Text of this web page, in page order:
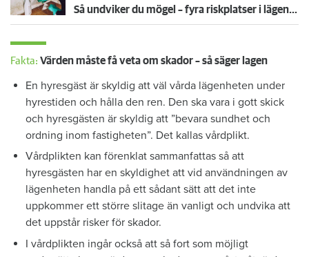
Så undviker du mögel – fyra riskplatser i lägenheten: ”Måste städa bort”
Fakta: Värden måste få veta om skador – så säger lagen
En hyresgäst är skyldig att väl vårda lägenheten under
hyrestiden och hålla den ren. Den ska vara i gott skick
och hyresgästen är skyldig att ”bevara sundhet och
ordning inom fastigheten”. Det kallas vårdplikt.
Vårdplikten kan förenklat sammanfattas så att
hyresgästen har en skyldighet att vid användningen av
lägenheten handla på ett sådant sätt att det inte
uppkommer ett större slitage än vanligt och undvika att
det uppstår risker för skador.
I vårdplikten ingår också att så fort som möjligt